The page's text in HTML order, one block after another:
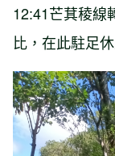
12:41芒萁稜線
比，在此駐足